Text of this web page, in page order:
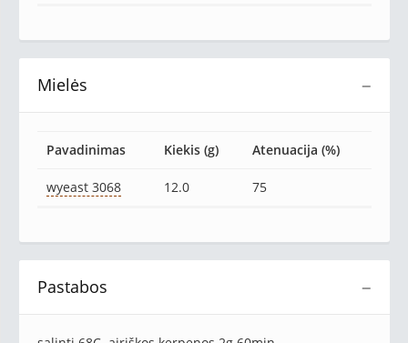
−
Mielės
Pavadinimas Kiekis (g) Atenuacija (%)
wyeast 3068 12.0 75
−
Pastabos